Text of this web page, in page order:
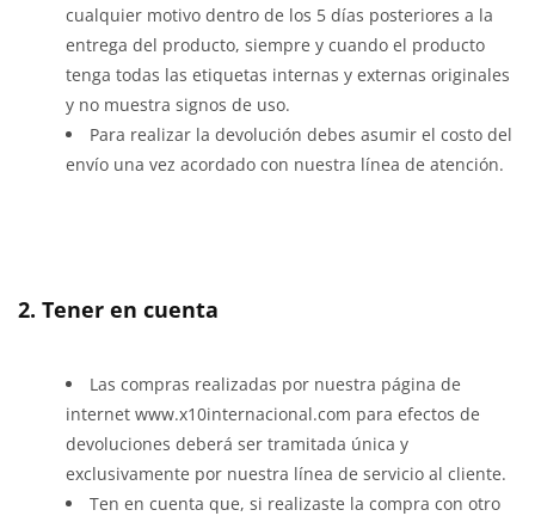
cualquier motivo dentro de los 5 días posteriores a la
entrega del producto, siempre y cuando el producto
tenga todas las etiquetas internas y externas originales
y no muestra signos de uso.
Para realizar la devolución debes asumir el costo del
envío una vez acordado con nuestra línea de atención.
2. Tener en cuenta
Las compras realizadas por nuestra página de
internet www.x10internacional.com para efectos de
devoluciones deberá ser tramitada única y
exclusivamente por nuestra línea de servicio al cliente.
Ten en cuenta que, si realizaste la compra con otro